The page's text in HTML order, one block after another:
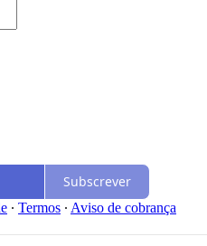
Subscrever
∙ Termos ∙ Aviso de cobrança